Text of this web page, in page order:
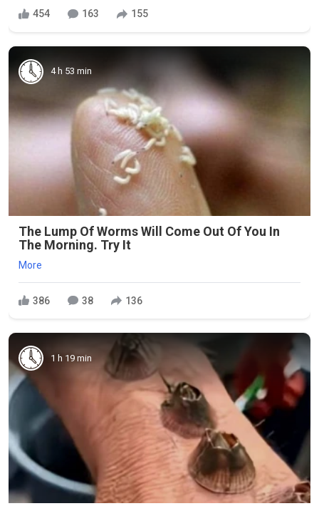
454 163 155
4 h 53 min
The Lump Of Worms Will Come Out Of You In
The Morning. Try It
More
386 38 136
1 h 19 min